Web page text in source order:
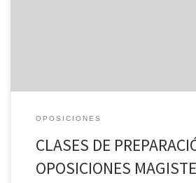
OPOSICIONES
CLASES DE
OPOSICIONES